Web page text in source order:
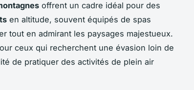
offrent un cadre idéal pour des
en altitude, souvent équipés de spas
tout en admirant les paysages majestueux.
ceux qui recherchent une évasion loin de
de pratiquer des activités de plein air